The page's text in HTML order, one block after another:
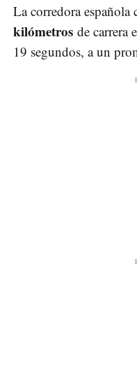
La corredora española
kilómetros de carrera
19 segundos, a un